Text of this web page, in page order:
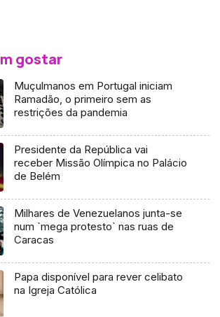
gostar
Muçulmanos em Portugal iniciam
Ramadão, o primeiro sem as
restrições da pandemia
Presidente da República vai
receber Missão Olímpica no Palácio
de Belém
Milhares de Venezuelanos junta-se
num `mega protesto` nas ruas de
Caracas
Papa disponível para rever celibato
na Igreja Católica